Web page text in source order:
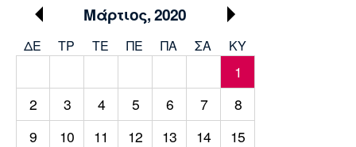
Πολιτισμός
Τραγούδια
Running
Πρόγραμμα TV
Μάρτιος, 2020
ΔΕ ΤΡ TΕ ΠΕ ΠΑ ΣΑ ΚΥ
1
2
3 4 5 6 7
8
9
10 11 12 13 14
15